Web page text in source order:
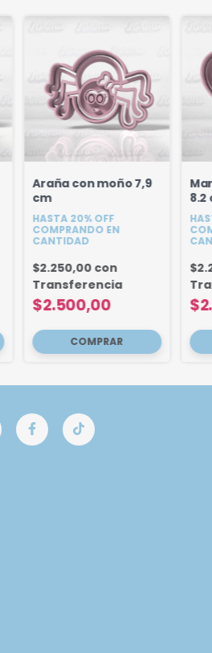
Araña con moño 7,9
cm
HASTA 20% OFF
COMPRANDO EN
CANTIDAD
$2.500,00
$2.250,00 con
Transferencia
8.2